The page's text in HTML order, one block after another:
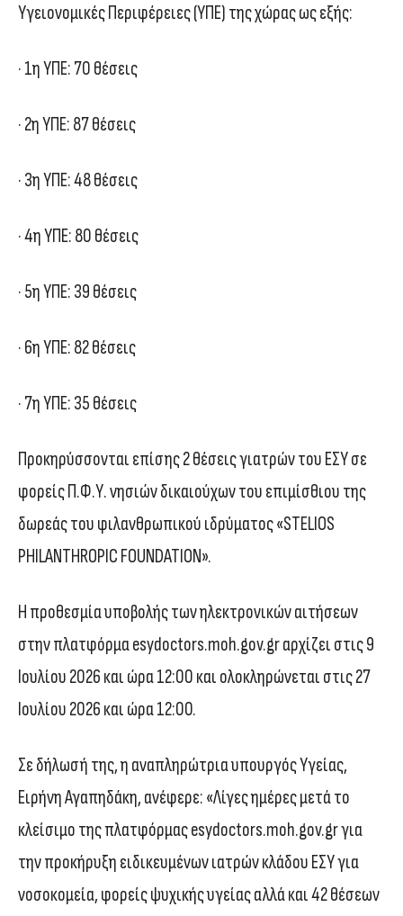
Υγειονομικές Περιφέρειες (ΥΠΕ) της χώρας ως εξής:
· 1η ΥΠΕ: 70 θέσεις
· 2η ΥΠΕ: 87 θέσεις
· 3η ΥΠΕ: 48 θέσεις
· 4η ΥΠΕ: 80 θέσεις
· 5η ΥΠΕ: 39 θέσεις
· 6η ΥΠΕ: 82 θέσεις
· 7η ΥΠΕ: 35 θέσεις
Προκηρύσσονται επίσης 2 θέσεις γιατρών του ΕΣΥ σε
φορείς Π.Φ.Υ. νησιών δικαιούχων του επιμίσθιου της
δωρεάς του φιλανθρωπικού ιδρύματος «STELIOS
PHILANTHROPIC FOUNDATION».
Η προθεσμία υποβολής των ηλεκτρονικών αιτήσεων
στην πλατφόρμα esydoctors.moh.gov.gr αρχίζει στις 9
Ιουλίου 2026 και ώρα 12:00 και ολοκληρώνεται στις 27
Ιουλίου 2026 και ώρα 12:00.
Σε δήλωσή της, η αναπληρώτρια υπουργός Υγείας,
Ειρήνη Αγαπηδάκη, ανέφερε: «Λίγες ημέρες μετά το
κλείσιμο της πλατφόρμας esydoctors.moh.gov.gr για
την προκήρυξη ειδικευμένων ιατρών κλάδου ΕΣΥ για
νοσοκομεία, φορείς ψυχικής υγείας αλλά και 42 θέσεων